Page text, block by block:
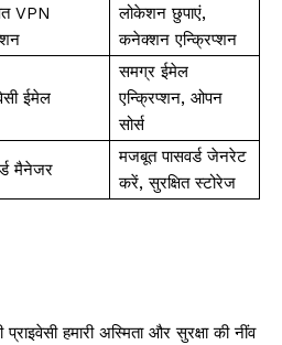
VPN
लोकेशन छुपाएं,
कनेक्शन एन्क्रिप्शन
ईमेल
समग्र ईमेल
एन्क्रिप्शन, ओपन
सोर्स
मैनेजर
मजबूत पासवर्ड जेनरेट
करें, सुरक्षित स्टोरेज
प्राइवेसी हमारी अस्मिता और सुरक्षा की नींव